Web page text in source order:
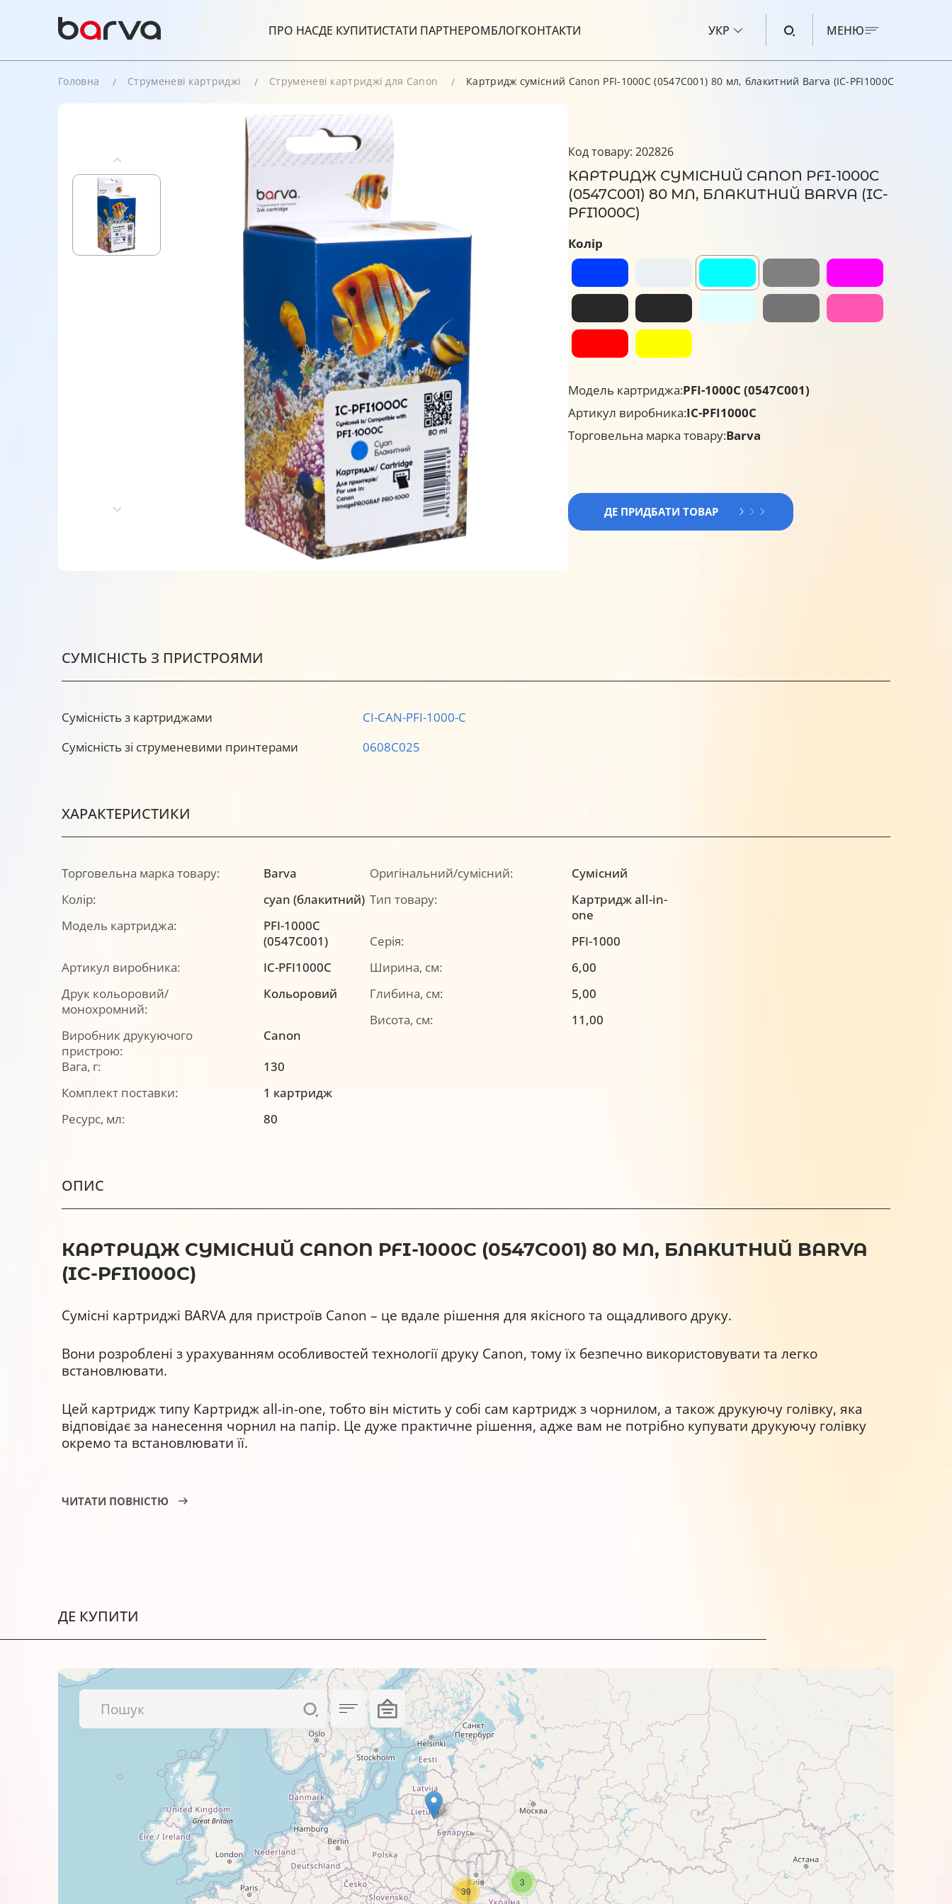
ПРО НАСДЕ КУПИТИСТАТИ ПАРТНЕРОМБЛОГКОНТАКТИ УКР МЕНЮ
ЧОРНИЛО ДЛЯ BROTHER
Головна Струменеві картриджі Струменеві картриджі для Canon Картридж сумісний Canon PFI-1000C (0547C001) 80 мл, блакитний Barva (IC-PFI1000C)
Код товару: 202826
КАРТРИДЖ СУМІСНИЙ CANON PFI-1000C
(0547C001) 80 МЛ, БЛАКИТНИЙ BARVA (IC-
PFI1000C)
Колір
Модель картриджа:PFI-1000C (0547C001)
Артикул виробника:IC-PFI1000C
Торговельна марка товару:Barva
ДЕ ПРИДБАТИ ТОВАР
СУМІСНІСТЬ З ПРИСТРОЯМИ
Сумісність з картриджами
CI-CAN-PFI-1000-C
Сумісність зі струменевими принтерами
0608C025
ХАРАКТЕРИСТИКИ
Торговельна марка товару:
Barva
Колір:
cyan (блакитний)
Модель картриджа:
PFI-1000C
(0547C001)
Артикул виробника:
IC-PFI1000C
Друк кольоровий/
монохромний:
Кольоровий
Виробник друкуючого
пристрою:
Canon
Оригінальний/сумісний:
Сумісний
Тип товару:
Картридж all-in-
one
Серія:
PFI-1000
Ширина, см:
6,00
Глибина, см:
5,00
Висота, см:
11,00
Вага, г:
130
Комплект поставки:
1 картридж
Ресурс, мл:
80
ОПИС
КАРТРИДЖ СУМІСНИЙ CANON PFI-1000C (0547C001) 80 МЛ, БЛАКИТНИЙ BARVA
(IC-PFI1000C)
Сумісні картриджі BARVA для пристроїв Canon – це вдале рішення для якісного та ощадливого друку.
Вони розроблені з урахуванням особливостей технології друку Canon, тому їх безпечно використовувати та легко
встановлювати.
Цей картридж типу Картридж all-in-one, тобто він містить у собі сам картридж з чорнилом, а також друкуючу голівку, яка
відповідає за нанесення чорнил на папір. Це дуже практичне рішення, адже вам не потрібно купувати друкуючу голівку
окремо та встановлювати її.
Рекламних матеріалів і різних ілюстрацій.
Обов’язково перевіряйте сумісність картриджа саме з вашим друкуючим пристроєм Canon та звертайте увагу на колір.
Колір даного картриджа – cyan (блакитний).
Найкращі результати друку виходять у поєднанні з
фотопапером BARVA
. Щиро рекомендуємо спробувати!
ЧИТАТИ ПОВНІСТЮ
ДЕ КУПИТИ
3
39